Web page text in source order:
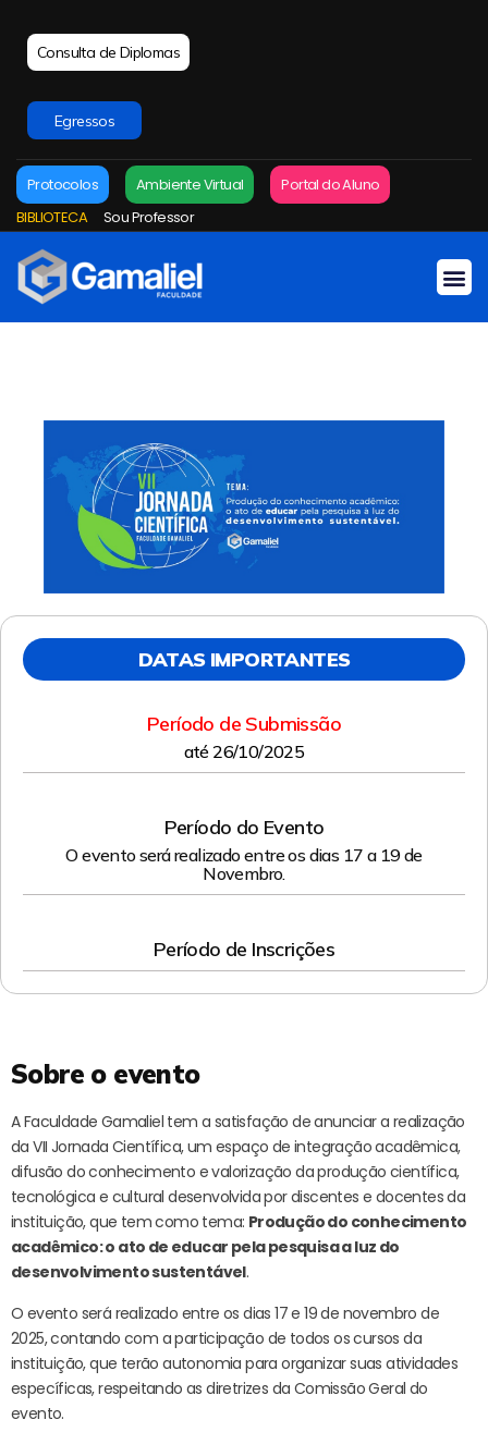
Consulta de Diplomas
Egressos
Protocolos Ambiente Virtual
Portal do Aluno
BIBLIOTECA
Sou Professor
DATAS IMPORTANTES
Período de Submissão
até 26/10/2025
Período do Evento
O evento será realizado entre os dias 17 a 19 de
Novembro.
Período de Inscrições
Sobre o evento
A Faculdade Gamaliel tem a satisfação de anunciar a realização
da VII Jornada Científica, um espaço de integração acadêmica,
difusão do conhecimento e valorização da produção científica,
tecnológica e cultural desenvolvida por discentes e docentes da
instituição, que tem como tema: Produção do conhecimento
acadêmico: o ato de educar pela pesquisa a luz do
desenvolvimento sustentável.
O evento será realizado entre os dias 17 e 19 de novembro de
2025, contando com a participação de todos os cursos da
instituição, que terão autonomia para organizar suas atividades
específicas, respeitando as diretrizes da Comissão Geral do
evento.